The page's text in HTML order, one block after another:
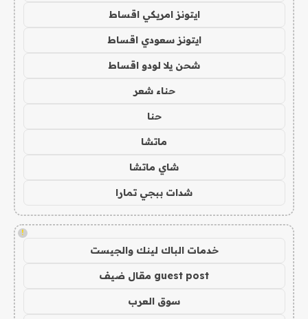
ايتونز امريكي اقساط
ايتونز سعودي اقساط
شحن يلا لودو اقساط
حناء شعر
حنا
ماتشا
شاي ماتشا
شدات ببجي تمارا
!
خدمات الباك لينك والجيست
guest post مقال ضيف
سوق العرب